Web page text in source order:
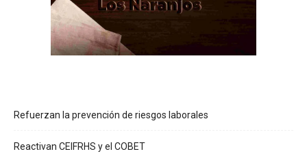
Refuerzan la prevención de riesgos laborales
Reactivan CEIFRHS y el COBET